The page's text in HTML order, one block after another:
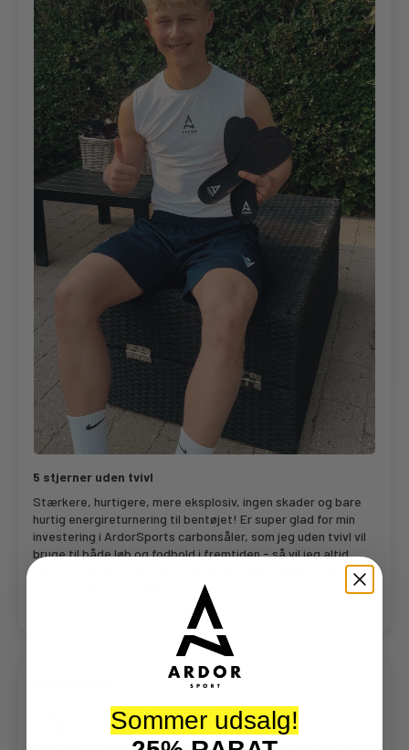
5 stjerner uden tvivl
Stærkere, hurtigere, mere eksplosiv, ingen skader og bare
hurtig energireturnering til bentøjet! Er super glad for min
investering i ArdorSports carbonsåler, som jeg uden tvivl vil
bruge til både løb og fodbold i fremtiden - så vil jeg altid
være et skridt foran min modstander. 100% komfort og super
Nichlas Lynge
Sommer udsalg!